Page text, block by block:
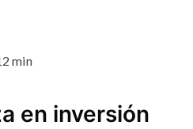
min
en inversión